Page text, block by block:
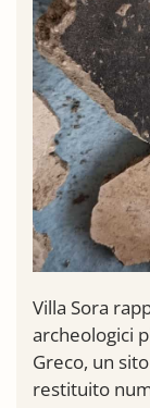
Villa Sora
archeologici
Greco, un
restituito